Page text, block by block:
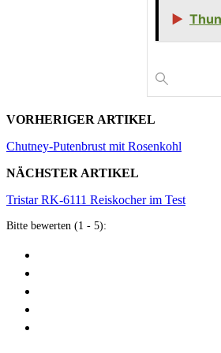
▶
VORHERIGER ARTIKEL
Chutney-Putenbrust mit Rosenkohl
NÄCHSTER ARTIKEL
Tristar RK-6111 Reiskocher im Test
Bitte bewerten (1 - 5):